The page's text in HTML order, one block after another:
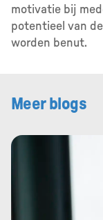
motivatie bij
potentieel van
worden benut.
Meer blogs